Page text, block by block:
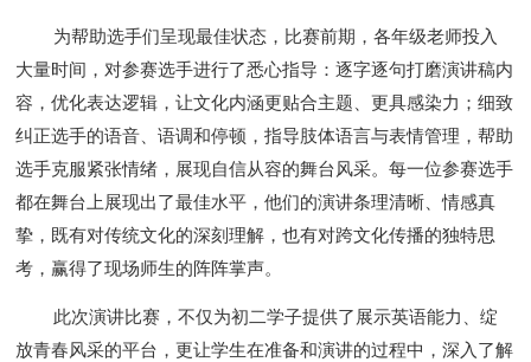
为帮助选手们呈现最佳状态，比赛前期，各年级老师投入
大量时间，对参赛选手进行了悉心指导：逐字逐句打磨演讲稿内
容，优化表达逻辑，让文化内涵更贴合主题、更具感染力；细致
纠正选手的语音、语调和停顿，指导肢体语言与表情管理，帮助
选手克服紧张情绪，展现自信从容的舞台风采。每一位参赛选手
都在舞台上展现出了最佳水平，他们的演讲条理清晰、情感真
挚，既有对传统文化的深刻理解，也有对跨文化传播的独特思
考，赢得了现场师生的阵阵掌声。
此次演讲比赛，不仅为初二学子提供了展示英语能力、绽
放青春风采的平台，更让学生在准备和演讲的过程中，深入了解